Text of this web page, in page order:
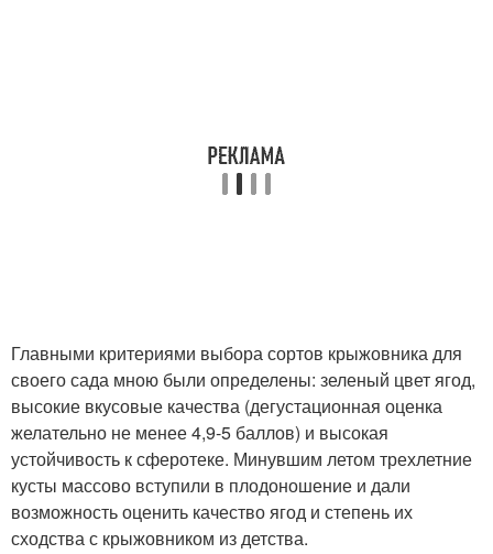
Главными критериями выбора сортов крыжовника для
своего сада мною были определены: зеленый цвет ягод,
высокие вкусовые качества (дегустационная оценка
желательно не менее 4,9-5 баллов) и высокая
устойчивость к сферотеке. Минувшим летом трехлетние
кусты массово вступили в плодоношение и дали
возможность оценить качество ягод и степень их
сходства с крыжовником из детства.